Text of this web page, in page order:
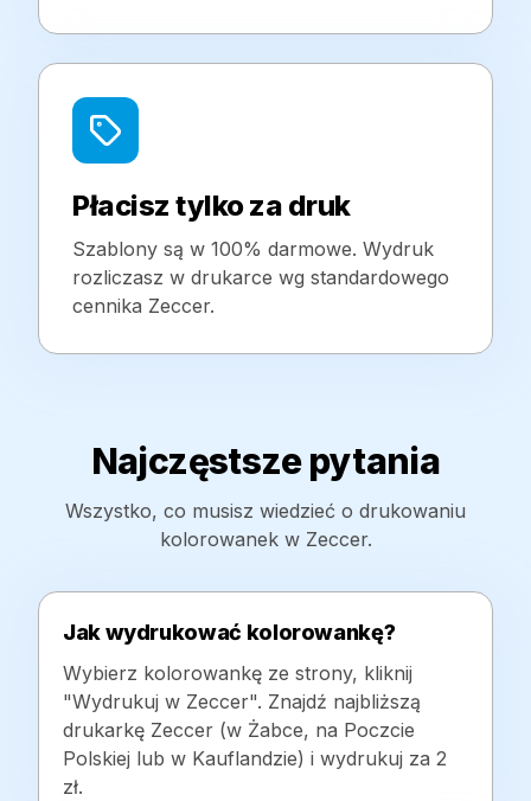
Płacisz tylko za druk
Szablony są w 100% darmowe. Wydruk
rozliczasz w drukarce wg standardowego
cennika Zeccer.
Najczęstsze pytania
Wszystko, co musisz wiedzieć o drukowaniu
kolorowanek w Zeccer.
Jak wydrukować kolorowankę?
Wybierz kolorowankę ze strony, kliknij
"Wydrukuj w Zeccer". Znajdź najbliższą
drukarkę Zeccer (w Żabce, na Poczcie
Polskiej lub w Kauflandzie) i wydrukuj za 2
zł.